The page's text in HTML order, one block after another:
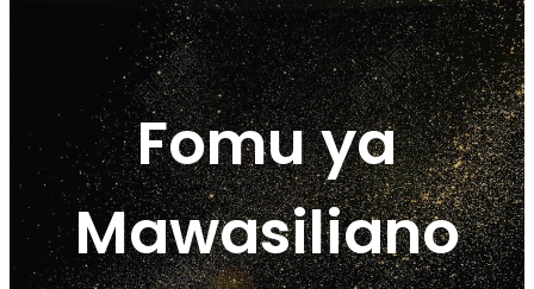
Fomu ya
Mawasiliano